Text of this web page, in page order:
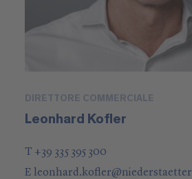
DIRETTORE COMMERCIALE
Leonhard Kofler
T +39 335 395 300
E leonhard.kofler@niederstaetter